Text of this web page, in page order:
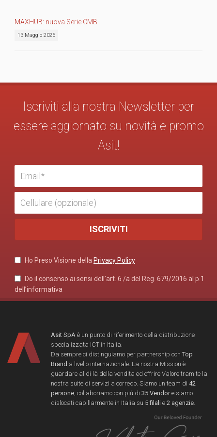
MAXHUB: nuova Serie CMB
13 Maggio 2026
Iscriviti alla nostra Newsletter per
essere aggiornato su novità e promo
Asit!
Ho Preso Visione della Privacy Policy
Do il consenso ai sensi dell’art. 6 /a del Reg. 679/2016 al p.1
dell’informativa
Asit SpA è un punto di riferimento della distribuzione
specializzata ICT in Italia.
Da sempre ci distinguiamo per partnership con Top
Brand a livello internazionale. La nostra Mission è
guardare al di là della vendita ed offrire Valore tramite la
nostra suite di servizi a corredo. Siamo un team di 42
persone , collaboriamo con più di 35 Vendore siamo
dislocati capillarmente in Italia su 5 filali e 2 agenzie